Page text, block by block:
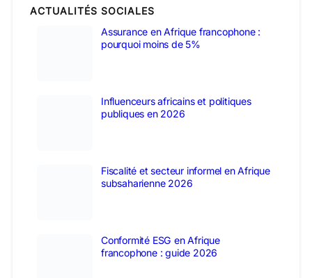
ACTUALITÉS SOCIALES
Assurance en Afrique francophone :
pourquoi moins de 5%
Influenceurs africains et politiques
publiques en 2026
Fiscalité et secteur informel en Afrique
subsaharienne 2026
Conformité ESG en Afrique
francophone : guide 2026